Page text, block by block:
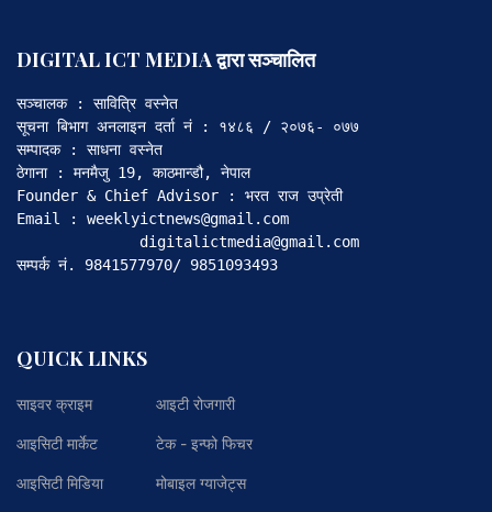
DIGITAL ICT MEDIA द्वारा सञ्चालित
सञ्चालक : सावित्रि वस्नेत
सूचना बिभाग अनलाइन दर्ता नं : १४८६ / २०७६- ०७७
सम्पादक : साधना वस्नेत
ठेगाना : मनमैजु 19, काठमान्डौ, नेपाल
Founder & Chief Advisor : भरत राज उप्रेती
Email : weeklyictnews@gmail.com
              digitalictmedia@gmail.com
सम्पर्क नं. 9841577970/ 9851093493
QUICK LINKS
साइवर क्राइम
आइसिटी मार्केट
आइसिटी मिडिया
आइटी रोजगारी
टेक - इन्फो फिचर
मोबाइल ग्याजेट्स